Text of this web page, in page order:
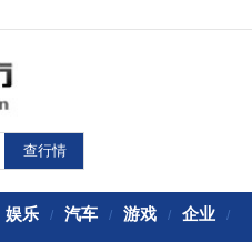
娱乐 / 汽车 / 游戏 / 企业 /